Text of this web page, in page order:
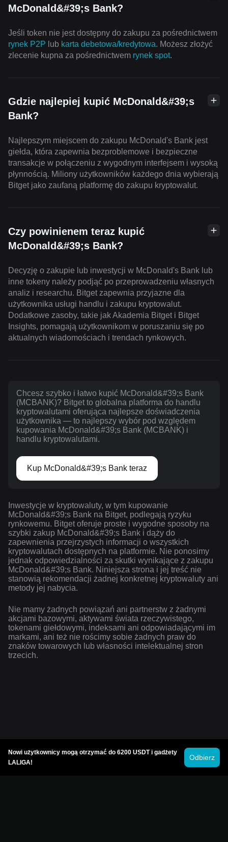
McDonald&#39;s Bank?
Jeśli token nie jest dostępny do zakupu za pośrednictwem
rynek P2P lub karta debetowa/kredytowa. Możesz złożyć
zlecenie kupna za pośrednictwem rynek spot.
Gdzie najlepiej kupić McDonald&#39;s
Bank?
Najlepszym miejscem do zakupu McDonald's Bank jest
giełda, która zapewnia bezproblemowe i bezpieczne
transakcje w połączeniu z wygodnym interfejsem i wysoką
płynnością. Miliony użytkowników każdego dnia wybierają
Bitget jako zaufaną platformę do zakupu kryptowalut.
Czy powinienem teraz kupić
McDonald&#39;s Bank?
Decyzję o zakupie lub inwestycji w McDonald's Bank lub
inne tokeny należy podjąć po przeprowadzeniu własnych
analiz i researchu. Bitget zapewnia przyjazne dla
użytkownika usługi handlu i zakupu kryptowalut.
Dodatkowe zasoby, takie jak Akademia Bitget i Bitget
Insights, pomagają użytkownikom w poruszaniu się po
aktualnych wiadomościach i trendach rynkowych.
Chcesz szybko i łatwo kupić McDonald&#39;s Bank
(MCBANK)? Bitget to globalna platforma do handlu
kryptowalutami oferująca najlepsze doświadczenia
użytkownika — to najlepszy wybór pod względem
kupowania McDonald&#39;s Bank (MCBANK) i
handlu kryptowalutami.
Kup McDonald&#39;s Bank teraz
Inwestycje w kryptowaluty, w tym kupowanie
McDonald&#39;s Bank na Bitget, podlegają ryzyku
rynkowemu. Bitget oferuje proste i wygodne sposoby na
szybki zakup McDonald&#39;s Bank i dąży do
zapewnienia przejrzystych informacji o wszystkich
kryptowalutach dostępnych na platformie. Nie ponosimy
jednak odpowiedzialności za skutki wynikające z zakupu
McDonald&#39;s Bank. Niniejsza strona i jej treść nie
stanowią rekomendacji żadnej konkretnej kryptowaluty ani
metody jej nabycia.
Nie mamy żadnych powiązań ani partnerstw z żadnymi
akcjami bazowymi, aktywami świata rzeczywistego,
tokenami giełdowymi, indeksami ani odpowiadającymi im
markami, ani też nie rościmy sobie żadnych praw do
znaków towarowych lub własności intelektualnej stron
trzecich.
Nowi użytkownicy mogą otrzymać do 6200 USDT i gadżety
LALIGA!
Odbierz